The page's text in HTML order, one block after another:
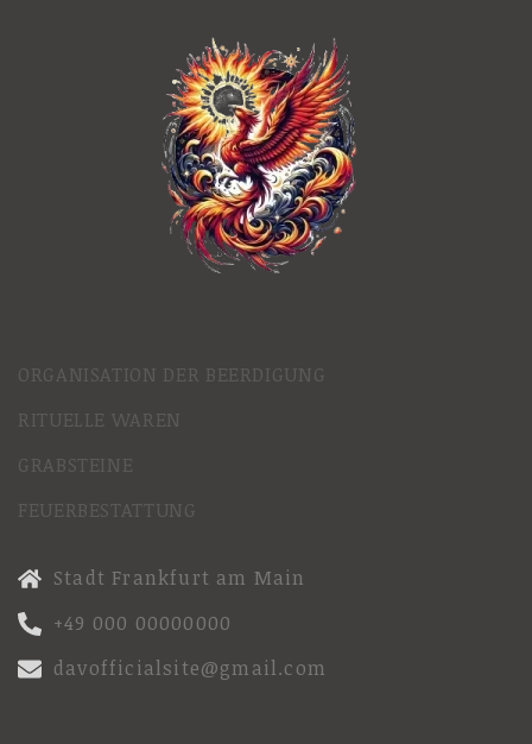
ORGANISATION DER BEERDIGUNG
RITUELLE WAREN
GRABSTEINE
FEUERBESTATTUNG
Stadt Frankfurt am Main
+49 000 00000000
davofficialsite@gmail.com